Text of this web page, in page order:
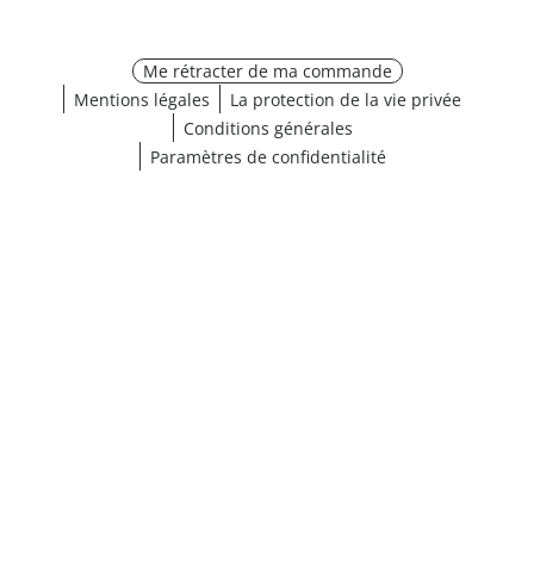
Me rétracter de ma commande
Mentions légales
La protection de la vie privée
Conditions générales
Paramètres de confidentialité